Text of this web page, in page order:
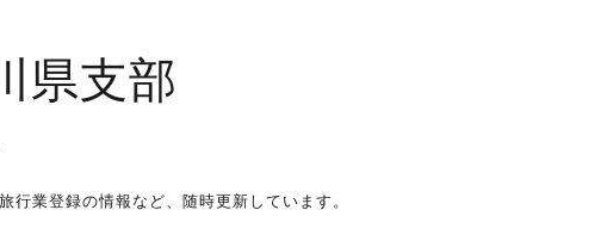
県支部
業登録の情報など、随時更新しています。